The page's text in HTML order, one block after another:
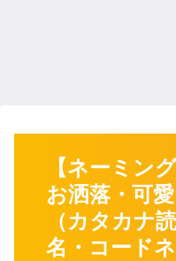
【ネーミン
お洒落・可
（カタカナ
名・コード